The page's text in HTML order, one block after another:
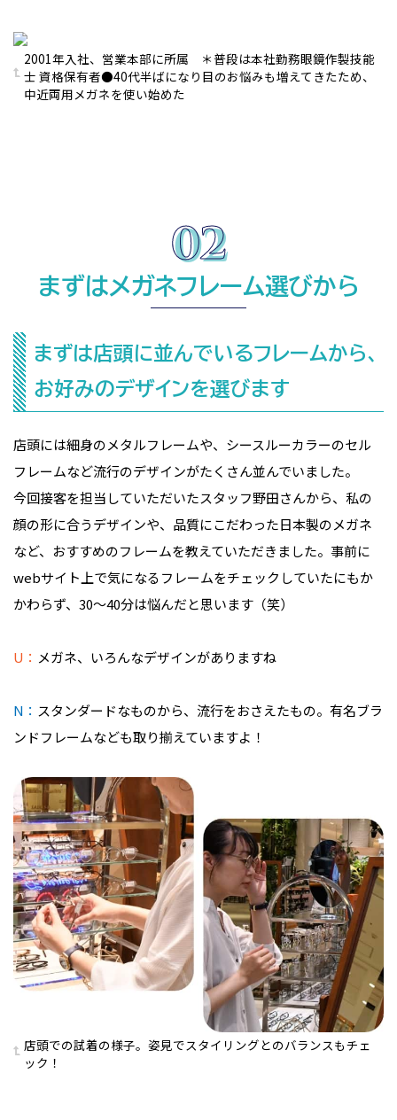
2001年入社、営業本部に所属 ＊普段は本社勤務眼鏡作製技能
士 資格保有者●40代半ばになり目のお悩みも増えてきたため、
中近両用メガネを使い始めた
まずはメガネフレーム選びから
まずは店頭に並んでいるフレームから、
お好みのデザインを選びます
店頭には細身のメタルフレームや、シースルーカラーのセル
フレームなど流行のデザインがたくさん並んでいました。
今回接客を担当していただいたスタッフ野田さんから、私の
顔の形に合うデザインや、品質にこだわった日本製のメガネ
など、おすすめのフレームを教えていただきました。事前に
webサイト上で気になるフレームをチェックしていたにもか
かわらず、30〜40分は悩んだと思います（笑）
U： メガネ、いろんなデザインがありますね
N： スタンダードなものから、流行をおさえたもの。有名ブラ
ンドフレームなども取り揃えていますよ！
店頭での試着の様子。姿見でスタイリングとのバランスもチェ
ック！